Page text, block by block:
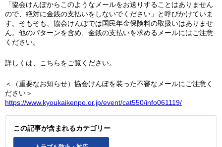
「協会けんぽからこのようなメールをお送りすることはありません
ので、絶対に金銭の支払いをしないでください」と呼びかけていま
す。そもそも、協会けんぽでは国民年金保険料の取扱いはありませ
ん。他のパターンを含め、金銭の支払いを求めるメールにはご注意
ください。
詳しくは、こちらをご覧ください。
＜（重要なお知らせ）協会けんぽを装った不審なメールにご注意く
ださい＞
https://www.kyoukaikenpo.or.jp/event/cat550/info061119/
この記事が含まれるカテゴリー